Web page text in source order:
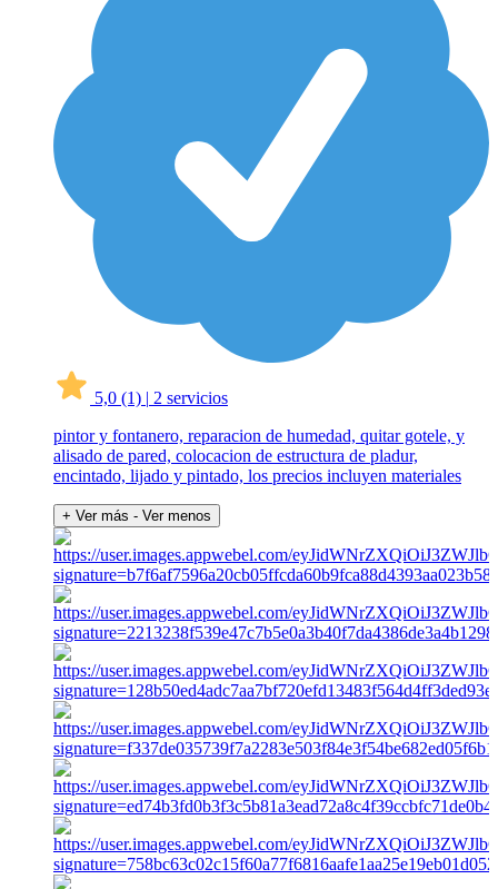
5,0 (1) | 2 servicios
pintor y fontanero, reparacion de humedad, quitar gotele, y
alisado de pared, colocacion de estructura de pladur,
encintado, lijado y pintado, los precios incluyen materiales
+ Ver más - Ver menos